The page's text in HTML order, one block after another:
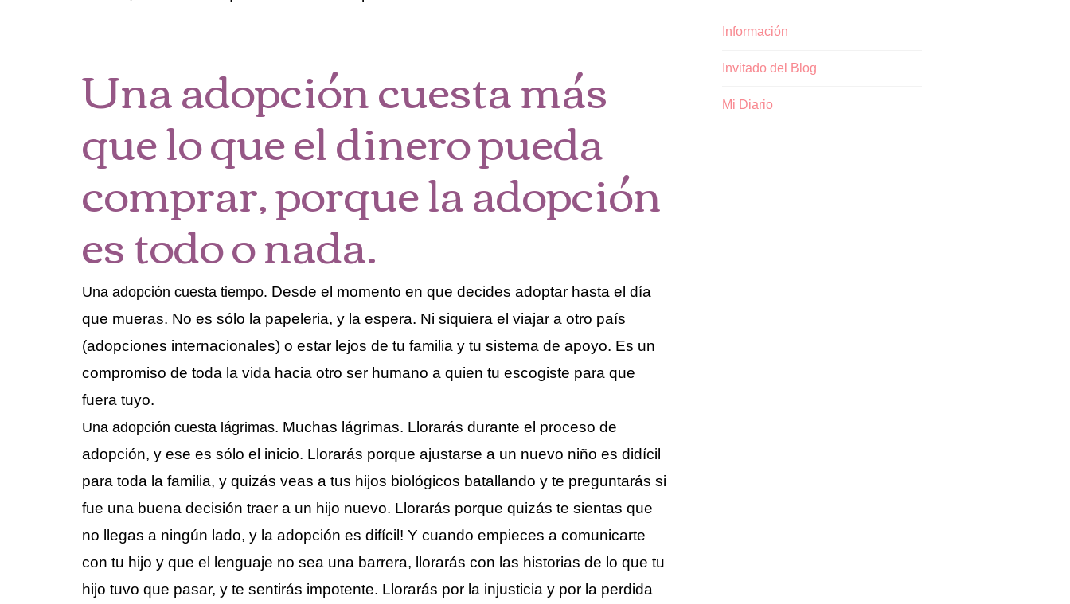
Una adopción cuesta más
que lo que el dinero pueda
comprar, porque la adopción
es todo o nada.
Una adopción cuesta tiempo. Desde el momento en que decides adoptar hasta el día
que mueras. No es sólo la papeleria, y la espera. Ni siquiera el viajar a otro país
(adopciones internacionales) o estar lejos de tu familia y tu sistema de apoyo. Es un
compromiso de toda la vida hacia otro ser humano a quien tu escogiste para que
fuera tuyo.
Una adopción cuesta lágrimas. Muchas lágrimas. Llorarás durante el proceso de
adopción, y ese es sólo el inicio. Llorarás porque ajustarse a un nuevo niño es didícil
para toda la familia, y quizás veas a tus hijos biológicos batallando y te preguntarás si
fue una buena decisión traer a un hijo nuevo. Llorarás porque quizás te sientas que
no llegas a ningún lado, y la adopción es difícil! Y cuando empieces a comunicarte
con tu hijo y que el lenguaje no sea una barrera, llorarás con las historias de lo que tu
hijo tuvo que pasar, y te sentirás impotente. Llorarás por la injusticia y por la perdida
Información
Invitado del Blog
Mi Diario